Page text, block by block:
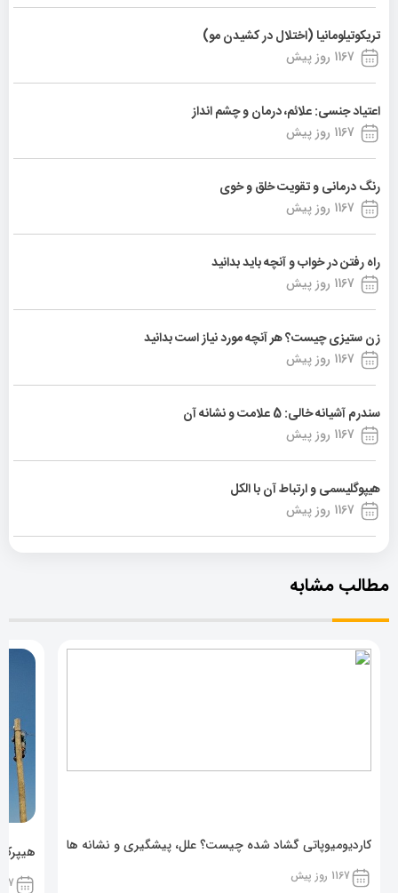
تریکوتیلومانیا (اختلال در کشیدن مو)
1167 روز پیش
اعتیاد جنسی: علائم، درمان و چشم انداز
1167 روز پیش
رنگ درمانی و تقویت خلق و خوی
1167 روز پیش
راه رفتن در خواب و آنچه باید بدانید
1167 روز پیش
زن ستیزی چیست؟ هر آنچه مورد نیاز است بدانید
1167 روز پیش
سندرم آشیانه خالی: 5 علامت و نشانه آن
1167 روز پیش
هیپوگلیسمی و ارتباط آن با الکل
1167 روز پیش
مطالب مشابه
کاردیومیوپاتی گشاد شده چیست؟ علل، پیشگیری و نشانه ها
1167 روز پیش 1167